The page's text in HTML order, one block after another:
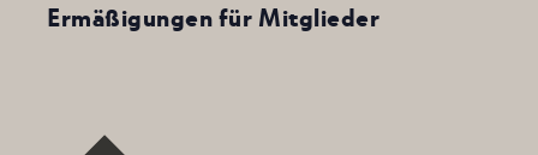
Ermäßigungen für Mitglieder